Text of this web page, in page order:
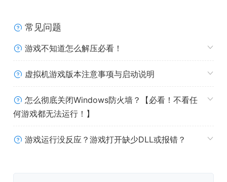
古老的遗物隐藏在世界各地，找到它们并解开它们的秘密。
有些会给予你惊人的奖励，而另一些则会试图杀死你。
常见问题
游戏不知道怎么解压必看！
虚拟机游戏版本注意事项与启动说明
怎么彻底关闭Windows防火墙？【必看！不看任
何游戏都无法运行！】
游戏运行没反应？游戏打开缺少DLL或报错？